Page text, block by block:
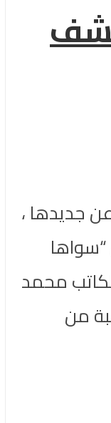
جديدها ،
محمد
من